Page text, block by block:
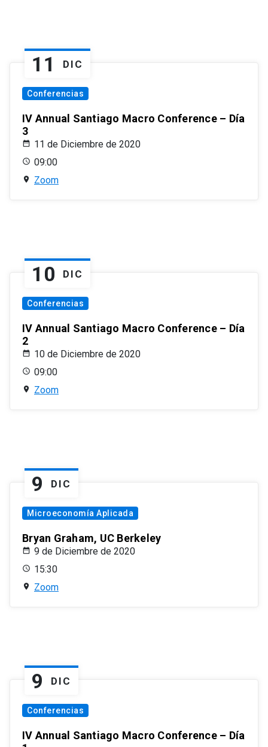
11 DIC
Conferencias
IV Annual Santiago Macro Conference – Día
3
11 de Diciembre de 2020
09:00
Zoom
10 DIC
Conferencias
IV Annual Santiago Macro Conference – Día
2
10 de Diciembre de 2020
09:00
Zoom
9 DIC
Microeconomía Aplicada
Bryan Graham, UC Berkeley
9 de Diciembre de 2020
15:30
Zoom
9 DIC
Conferencias
IV Annual Santiago Macro Conference – Día